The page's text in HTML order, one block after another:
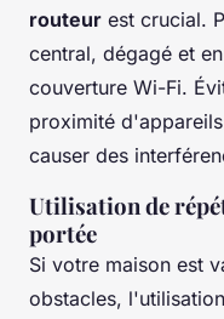
routeur est crucial.
central, dégagé et
couverture Wi-Fi.
proximité
causer des
Utilisation de
portée
Si votre maison est
obstacles,